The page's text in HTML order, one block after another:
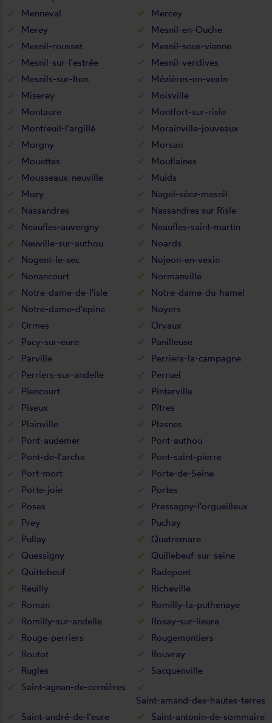
Menneval
Mercey
Merey
Mesnil-en-Ouche
Mesnil-rousset
Mesnil-sous-vienne
Mesnil-sur-l'estrée
Mesnil-verclives
Mesnils-sur-Iton
Mézières-en-vexin
Miserey
Moisville
Montaure
Montfort-sur-risle
Montreuil-l'argillé
Morainville-jouveaux
Morgny
Morsan
Mouettes
Mouflaines
Mousseaux-neuville
Muids
Muzy
Nagel-séez-mesnil
Nassandres
Nassandres sur Risle
Neaufles-auvergny
Neaufles-saint-martin
Neuville-sur-authou
Noards
Nogent-le-sec
Nojeon-en-vexin
Nonancourt
Normanville
Notre-dame-de-l'isle
Notre-dame-du-hamel
Notre-dame-d'epine
Noyers
Ormes
Orvaux
Pacy-sur-eure
Panilleuse
Parville
Perriers-la-campagne
Perriers-sur-andelle
Perruel
Piencourt
Pinterville
Piseux
Pîtres
Plainville
Plasnes
Pont-audemer
Pont-authou
Pont-de-l'arche
Pont-saint-pierre
Port-mort
Porte-de-Seine
Porte-joie
Portes
Poses
Pressagny-l'orgueilleux
Prey
Puchay
Pullay
Quatremare
Quessigny
Quillebeuf-sur-seine
Quittebeuf
Radepont
Reuilly
Richeville
Roman
Romilly-la-puthenaye
Romilly-sur-andelle
Rosay-sur-lieure
Rouge-perriers
Rougemontiers
Routot
Rouvray
Rugles
Sacquenville
Saint-agnan-de-cernières
Saint-amand-des-hautes-terres
Saint-andré-de-l'eure
Saint-antonin-de-sommaire